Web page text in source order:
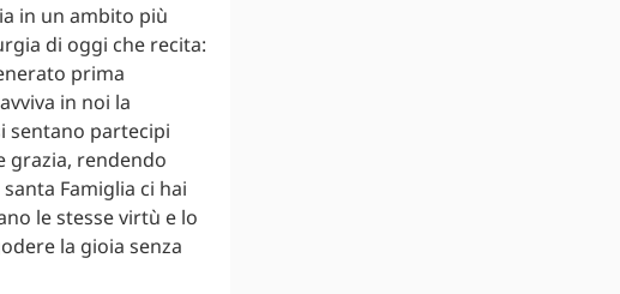
in un ambito più
di oggi che recita:
prima
in noi la
sentano partecipi
grazia, rendendo
Famiglia ci hai
le stesse virtù e lo
la gioia senza